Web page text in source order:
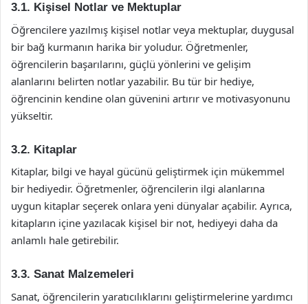
3.1. Kişisel Notlar ve Mektuplar
Öğrencilere yazılmış kişisel notlar veya mektuplar, duygusal
bir bağ kurmanın harika bir yoludur. Öğretmenler,
öğrencilerin başarılarını, güçlü yönlerini ve gelişim
alanlarını belirten notlar yazabilir. Bu tür bir hediye,
öğrencinin kendine olan güvenini artırır ve motivasyonunu
yükseltir.
3.2. Kitaplar
Kitaplar, bilgi ve hayal gücünü geliştirmek için mükemmel
bir hediyedir. Öğretmenler, öğrencilerin ilgi alanlarına
uygun kitaplar seçerek onlara yeni dünyalar açabilir. Ayrıca,
kitapların içine yazılacak kişisel bir not, hediyeyi daha da
anlamlı hale getirebilir.
3.3. Sanat Malzemeleri
Sanat, öğrencilerin yaratıcılıklarını geliştirmelerine yardımcı